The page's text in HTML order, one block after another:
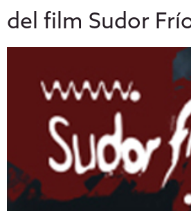
del film Sudor